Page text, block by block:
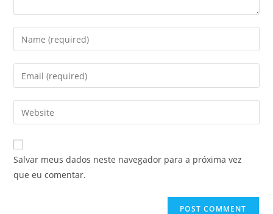
Enter
your
name
comment
Enter
your
email
address
comment
Enter
your
website
URL
Salvar meus dados neste navegador para a próxima vez
que eu comentar.